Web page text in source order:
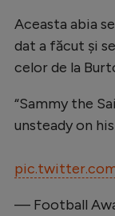
Aceasta abia
dat a făcut și
celor de la
“Sammy the
unsteady on
— Football